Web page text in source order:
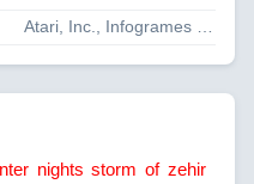
nights storm of zehir